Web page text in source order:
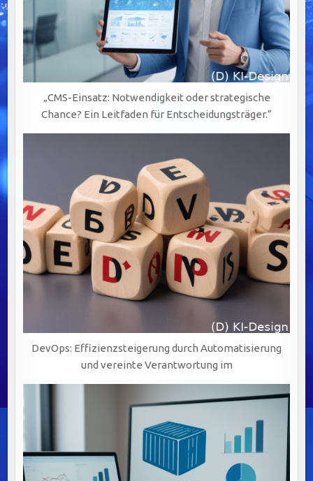
„CMS-Einsatz: Notwendigkeit oder strategische
Chance? Ein Leitfaden für Entscheidungsträger.“
DevOps: Effizienzsteigerung durch Automatisierung
und vereinte Verantwortung im